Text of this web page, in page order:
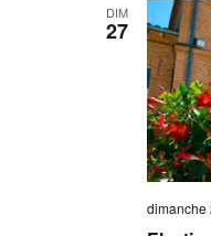
DIM
27
dimanche